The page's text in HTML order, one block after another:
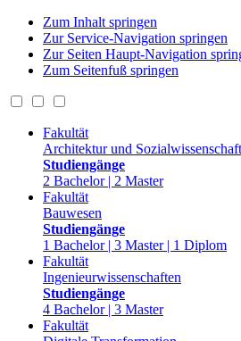
Zum Inhalt springen
Zur Service-Navigation springen
Zur Seiten Haupt-Navigation
Zum Seitenfuß springen
Fakultät
Architektur und
Studiengänge
2 Bachelor | 2 Master
Fakultät
Bauwesen
Studiengänge
1 Bachelor | 3 Master | 1 Diplom
Fakultät
Ingenieurwissenschaften
Studiengänge
4 Bachelor | 3 Master
Fakultät